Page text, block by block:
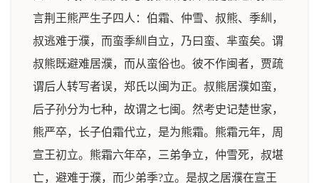
言荆王熊严生子四人：伯霜、仲雪、叔熊、季紃，
叔逃难于濮，而蛮季紃自立，乃曰蛮、芈蛮矣。谓
叔熊既避难居濮，而从蛮俗也。彼不作闽者，贾疏
谓后人转写者误，郑氏以闽为正。叔熊居濮如蛮，
后子孙分为七种，故谓之七闽。然考史记楚世家，
熊严卒，长子伯霜代立，是为熊霜。熊霜元年，周
宣王初立。熊霜六年卒，三弟争立，仲雪死，叔堪
亡，避难于濮，而少弟季?立。是叔之居濮在宣王